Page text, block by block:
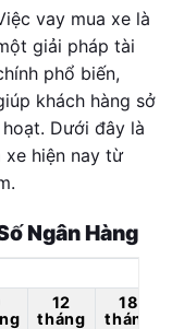
vay mua xe là
giải pháp tài
phổ biến,
khách hàng sở
Dưới đây là
hiện nay từ
Ngân Hàng
12
tháng
18
tháng